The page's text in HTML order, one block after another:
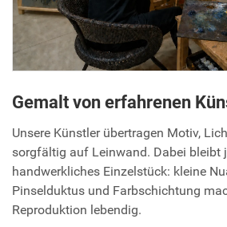
Gemalt von erfahrenen
Unsere Künstler übertragen Motiv,
sorgfältig auf Leinwand. Dabei bleibt
handwerkliches Einzelstück: kleine
Pinselduktus und Farbschichtung
Reproduktion lebendig.